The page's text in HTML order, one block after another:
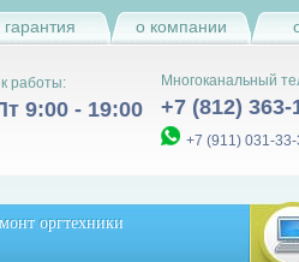
гарантия о компании
работы:
9:00 - 19:00
Многоканальный
+7 (812) 363-
+7 (911) 031-33-
оргтехники